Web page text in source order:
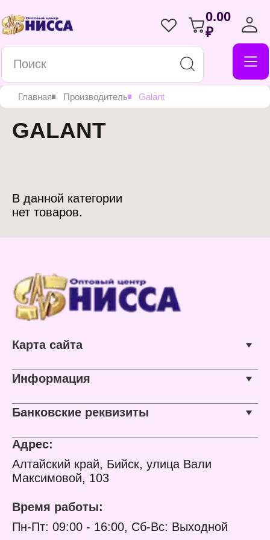
0.00
₽
Главная Производитель Galant
GALANT
В данной категории
нет товаров.
Карта сайта
Информация
Банковские реквизиты
Адрес:
Алтайский край, Бийск, улица Вали
Максимовой, 103
Время работы:
Пн-Пт: 09:00 - 16:00, Сб-Вс: Выходной